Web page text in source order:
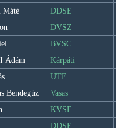
DDSE
DVSZ
BVSC
Ádám Kárpáti
UTE
Bendegúz Vasas
KVSE
DDSE